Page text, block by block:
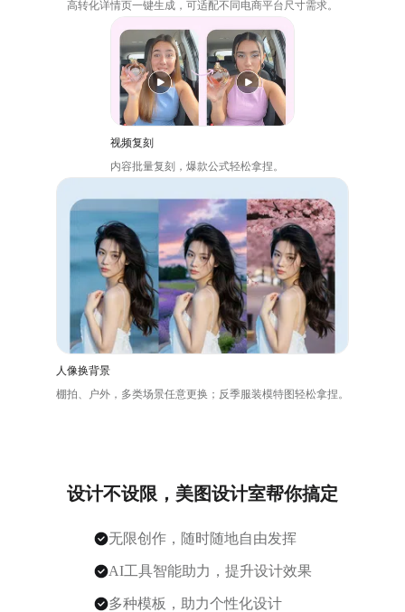
高转化详情页一键生成，可适配不同电商平台尺寸需求。
视频复刻
内容批量复刻，爆款公式轻松拿捏。
人像换背景
棚拍、户外，多类场景任意更换；反季服装模特图轻松拿捏。
设计不设限，美图设计室帮你搞定
无限创作，随时随地自由发挥
AI工具智能助力，提升设计效果
多种模板，助力个性化设计